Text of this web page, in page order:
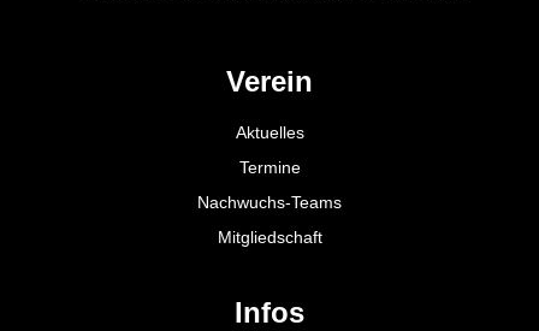
Verein
Aktuelles
Termine
Nachwuchs-Teams
Mitgliedschaft
Infos